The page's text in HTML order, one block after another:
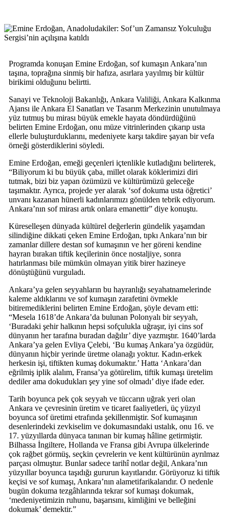
Programda konuşan Emine Erdoğan, sof kumaşın Ankara’nın
taşına, toprağına sinmiş bir hafıza, asırlara yayılmış bir kültür
birikimi olduğunu belirtti.
Sanayi ve Teknoloji Bakanlığı, Ankara Valiliği, Ankara Kalkınma
Ajansı ile Ankara El Sanatları ve Tasarım Merkezinin unutulmaya
yüz tutmuş bu mirası büyük emekle hayata döndürdüğünü
belirten Emine Erdoğan, onu müze vitrinlerinden çıkarıp usta
ellerle buluşturduklarını, medeniyete karşı takdire şayan bir vefa
örneği gösterdiklerini söyledi.
Emine Erdoğan, emeği geçenleri içtenlikle kutladığını belirterek,
“Biliyorum ki bu büyük çaba, millet olarak köklerimizi diri
tutmak, bizi biz yapan özümüzü ve kültürümüzü geleceğe
taşımaktır. Ayrıca, projede yer alarak ‘sof dokuma usta öğretici’
unvanı kazanan hünerli kadınlarımızı gönülden tebrik ediyorum.
Ankara’nın sof mirası artık onlara emanettir” diye konuştu.
Küreselleşen dünyada kültürel değerlerin gündelik yaşamdan
silindiğine dikkati çeken Emine Erdoğan, tıpkı Ankara’nın bir
zamanlar dillere destan sof kumaşının ve her göreni kendine
hayran bırakan tiftik keçilerinin önce nostaljiye, sonra
hatırlanması bile mümkün olmayan yitik birer hazineye
dönüştüğünü vurguladı.
Ankara’ya gelen seyyahların bu hayranlığı seyahatnamelerinde
kaleme aldıklarını ve sof kumaşın zarafetini övmekle
bitiremediklerini belirten Emine Erdoğan, şöyle devam etti:
“Mesela 1618’de Ankara’da bulunan Polonyalı bir seyyah,
‘Buradaki şehir halkının hepsi sofçulukla uğraşır, iyi cins sof
dünyanın her tarafına buradan dağılır’ diye yazmıştır. 1640’larda
Ankara’ya gelen Evliya Çelebi, ‘Bu kumaş Ankara’ya özgüdür,
dünyanın hiçbir yerinde üretme olanağı yoktur. Kadın-erkek
herkesin işi, tiftikten kumaş dokumaktır.’ Hatta ‘Ankara’dan
eğrilmiş iplik alalım, Fransa’ya götürelim, tiftik kumaşı üretelim
dediler ama dokudukları şey yine sof olmadı’ diye ifade eder.
Tarih boyunca pek çok seyyah ve tüccarın uğrak yeri olan
Ankara ve çevresinin üretim ve ticaret faaliyetleri, üç yüzyıl
boyunca sof üretimi etrafında şekillenmiştir. Sof kumaşının
desenlerindeki zevkiselim ve dokumasındaki ustalık, onu 16. ve
17. yüzyıllarda dünyaca tanınan bir kumaş hâline getirmiştir.
Bilhassa İngiltere, Hollanda ve Fransa gibi Avrupa ülkelerinde
çok rağbet görmüş, seçkin çevrelerin ve kent kültürünün ayrılmaz
parçası olmuştur. Bunlar sadece tarihî notlar değil, Ankara’nın
yüzyıllar boyunca taşıdığı gururun kayıtlarıdır. Görüyoruz ki tiftik
keçisi ve sof kumaşı, Ankara’nın alametifarikalarıdır. O nedenle
bugün dokuma tezgâhlarında tekrar sof kumaşı dokumak,
‘medeniyetimizin ruhunu, başarısını, kimliğini ve belleğini
dokumak’ demektir.”